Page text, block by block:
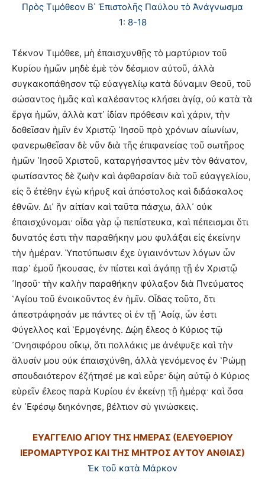
Πρὸς Τιμόθεον Β΄ Ἐπιστολῆς Παύλου τὸ Ἀνάγνωσμα
1: 8-18
Τέκνον Τιμόθεε, μὴ ἐπαισχυνθῇς τὸ μαρτύριον τοῦ
Κυρίου ἡμῶν μηδὲ ἐμὲ τὸν δέσμιον αὐτοῦ, ἀλλὰ
συγκακοπάθησον τῷ εὐαγγελίῳ κατὰ δύναμιν Θεοῦ, τοῦ
σώσαντος ἡμᾶς καὶ καλέσαντος κλήσει ἁγίᾳ, οὐ κατὰ τὰ
ἔργα ἡμῶν, ἀλλὰ κατ᾿ ἰδίαν πρόθεσιν καὶ χάριν, τὴν
δοθεῖσαν ἡμῖν ἐν Χριστῷ ᾿Ιησοῦ πρὸ χρόνων αἰωνίων,
φανερωθεῖσαν δὲ νῦν διὰ τῆς ἐπιφανείας τοῦ σωτῆρος
ἡμῶν ᾿Ιησοῦ Χριστοῦ, καταργήσαντος μὲν τὸν θάνατον,
φωτίσαντος δὲ ζωὴν καὶ ἀφθαρσίαν διὰ τοῦ εὐαγγελίου,
εἰς ὃ ἐτέθην ἐγὼ κήρυξ καὶ ἀπόστολος καὶ διδάσκαλος
ἐθνῶν. Δι᾿ ἣν αἰτίαν καὶ ταῦτα πάσχω, ἀλλ᾿ οὐκ
ἐπαισχύνομαι· οἶδα γὰρ ᾧ πεπίστευκα, καὶ πέπεισμαι ὅτι
δυνατός ἐστι τὴν παραθήκην μου φυλάξαι εἰς ἐκείνην
τὴν ἡμέραν. Ὑποτύπωσιν ἔχε ὑγιαινόντων λόγων ὧν
παρ᾿ ἐμοῦ ἤκουσας, ἐν πίστει καὶ ἀγάπῃ τῇ ἐν Χριστῷ
᾿Ιησοῦ· τὴν καλὴν παραθήκην φύλαξον διὰ Πνεύματος
῾Αγίου τοῦ ἐνοικοῦντος ἐν ἡμῖν. Οἶδας τοῦτο, ὅτι
ἀπεστράφησάν με πάντες οἱ ἐν τῇ ᾿Ασίᾳ, ὧν ἐστι
Φύγελλος καὶ ῾Ερμογένης. Δῴη ἔλεος ὁ Κύριος τῷ
᾿Ονησιφόρου οἴκῳ, ὅτι πολλάκις με ἀνέψυξε καὶ τὴν
ἅλυσίν μου οὐκ ἐπαισχύνθη, ἀλλὰ γενόμενος ἐν ῾Ρώμῃ
σπουδαιότερον ἐζήτησέ με καὶ εὗρε· δῴη αὐτῷ ὁ Κύριος
εὑρεῖν ἔλεος παρὰ Κυρίου ἐν ἐκείνῃ τῇ ἡμέρᾳ· καὶ ὅσα
ἐν ᾿Εφέσῳ διηκόνησε, βέλτιον σὺ γινώσκεις.
ΕΥΑΓΓΕΛΙΟ ΑΓΙΟΥ ΤΗΣ ΗΜΕΡΑΣ (ΕΛΕΥΘΕΡΙΟΥ
ΙΕΡΟΜΑΡΤΥΡΟΣ ΚΑΙ ΤΗΣ ΜΗΤΡΟΣ ΑΥΤΟΥ ΑΝΘΙΑΣ)
Ἐκ τοῦ κατὰ Μάρκον